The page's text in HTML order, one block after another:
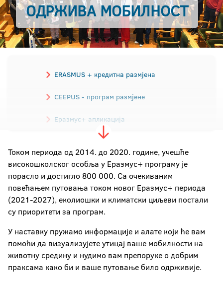
ОДРЖИВА МОБИЛНОСТ
ERASMUS + кредитна размјена
CEEPUS - програм размјене
Еразмус+ апликација
Искуства са размјене
Виза и привремени боравак
Курс српског језика за странце
Током периода од 2014. до 2020. године, учешће
високошколског особља у Еразмус+ програму је
порасло и достигло 800 000. Са очекиваним
повећањем путовања током новог Еразмус+ периода
(2021-2027), еколиошки и климатски циљеви постали
су приоритети за програм.
У наставку пружамо информације и алате који ће вам
помоћи да визуализујете утицај ваше мобилности на
животну средину и нудимо вам препоруке о добрим
праксама како би и ваше путовање било одрживије.